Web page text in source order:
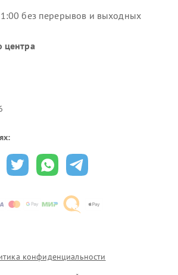
без перерывов и выходных
центра
конфиденциальности